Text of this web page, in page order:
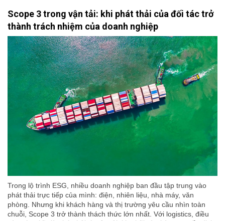
Scope 3 trong vận tải: khi phát thải của đối tác trở
thành trách nhiệm của doanh nghiệp
Trong lộ trình ESG, nhiều doanh nghiệp ban đầu tập trung vào
phát thải trực tiếp của mình: điện, nhiên liệu, nhà máy, văn
phòng. Nhưng khi khách hàng và thị trường yêu cầu nhìn toàn
chuỗi, Scope 3 trở thành thách thức lớn nhất. Với logistics, điều